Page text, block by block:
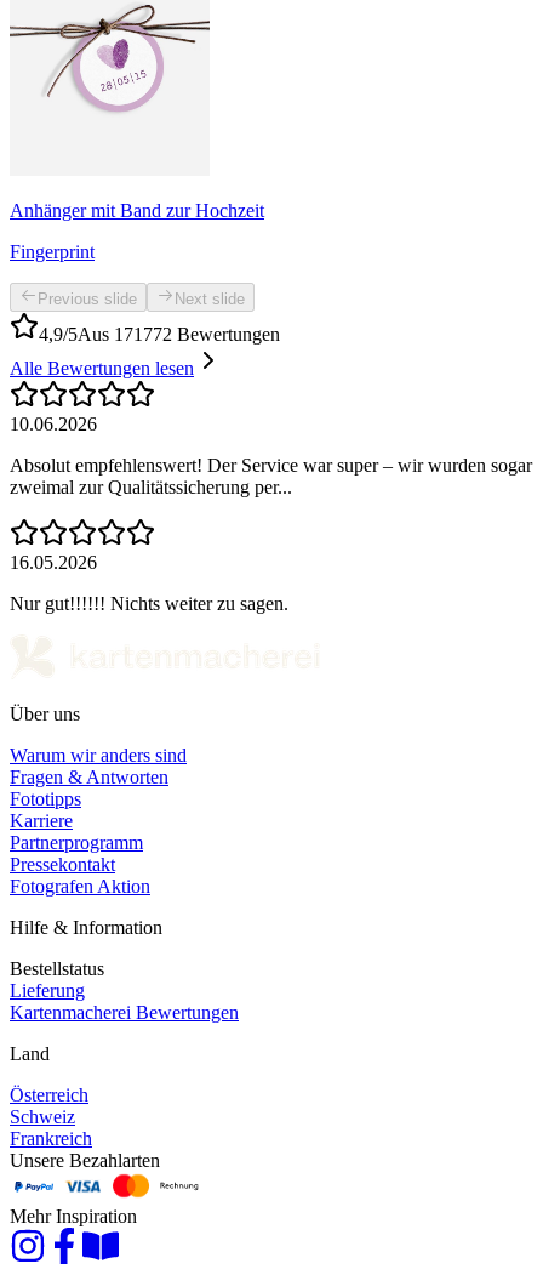
Anhänger mit Band zur Hochzeit
Fingerprint
Previous slide Next slide
4,9/5Aus 171772 Bewertungen
Alle Bewertungen lesen
10.06.2026
Absolut empfehlenswert! Der Service war super – wir wurden sogar
zweimal zur Qualitätssicherung per...
16.05.2026
Nur gut!!!!!! Nichts weiter zu sagen.
Über uns
Warum wir anders sind
Fragen & Antworten
Fototipps
Karriere
Partnerprogramm
Pressekontakt
Fotografen Aktion
Hilfe & Information
Bestellstatus
Lieferung
Kartenmacherei Bewertungen
Land
Österreich
Schweiz
Frankreich
Unsere Bezahlarten
Mehr Inspiration